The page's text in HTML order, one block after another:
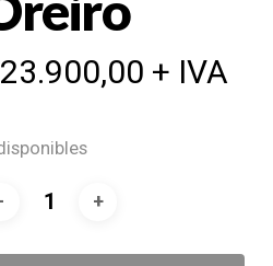
23.900,00 + IVA